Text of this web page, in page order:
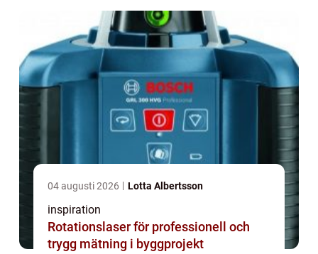
Då spelar ...
04 augusti 2026 Lotta Albertsson
inspiration
Rotationslaser för professionell och
trygg mätning i byggprojekt